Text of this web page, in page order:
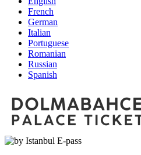
French
German
Italian
Portuguese
Romanian
Russian
Spanish